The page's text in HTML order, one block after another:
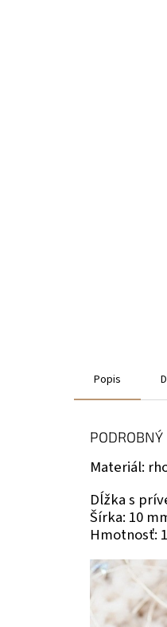
Popis
PODROBNÝ
Materiál:
Dĺžka s
Šírka: 10
Hmotnosť: